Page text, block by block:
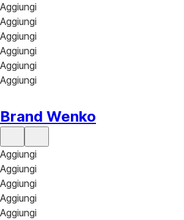
Aggiungi
Aggiungi
Aggiungi
Aggiungi
Aggiungi
Aggiungi
Brand Wenko
Aggiungi
Aggiungi
Aggiungi
Aggiungi
Aggiungi